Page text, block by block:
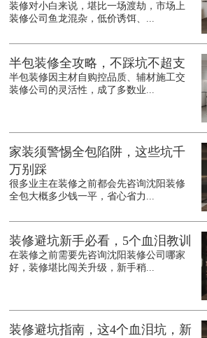
装修对小白来说，堪比一场渡劫，市场上
装修公司鱼龙混杂，低价诱饵、...
半包装修全攻略，不踩坑不超支
半包装修因主材自购控品质、辅材施工交
装修公司的灵活性，成了多数业...
家装须警惕全包陷阱，这些坑千
万别踩
很多业主在装修之前都会先咨询沈阳装修
全包大概多少钱一平，省心省力...
装修避坑新手必看，5个血泪教训
在装修之前需要先咨询沈阳装修公司哪家
好，装修堪比闯关升级，新手稍...
装修避坑指南，这4个血泪坑，新